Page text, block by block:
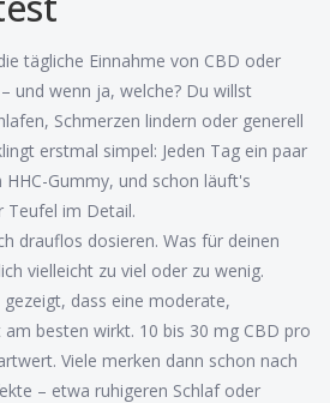
tägliche Einnahme von CBD oder
und wenn ja, welche? Du willst
Schmerzen lindern oder generell
erstmal simpel: Jeden Tag ein paar
Gummy, und schon läuft's
Teufel im Detail.
drauflos dosieren. Was für deinen
vielleicht zu viel oder zu wenig.
dass eine moderate,
besten wirkt. 10 bis 30 mg CBD pro
Viele merken dann schon nach
– etwa ruhigeren Schlaf oder